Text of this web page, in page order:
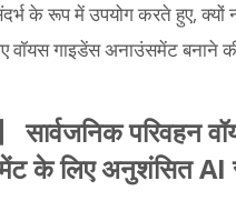
के रूप में उपयोग करते हुए, क्यों
वॉयस गाइडेंस अनाउंसमेंट बनाने
सार्वजनिक परिवहन
के लिए अनुशंसित AI